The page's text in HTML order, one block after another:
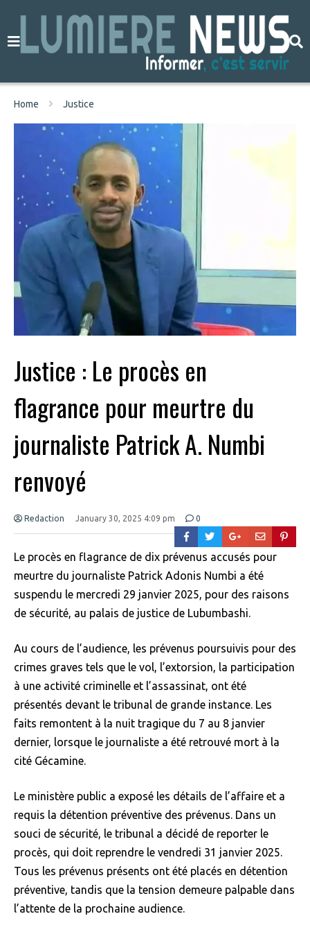
Home Justice
Justice : Le procès en
flagrance pour meurtre du
journaliste Patrick A. Numbi
renvoyé
Redaction January 30, 2025 4:09 pm 0
Le procès en flagrance de dix prévenus accusés pour
meurtre du journaliste Patrick Adonis Numbi a été
suspendu le mercredi 29 janvier 2025, pour des raisons
de sécurité, au palais de justice de Lubumbashi.
Au cours de l’audience, les prévenus poursuivis pour des
crimes graves tels que le vol, l’extorsion, la participation
à une activité criminelle et l’assassinat, ont été
présentés devant le tribunal de grande instance. Les
faits remontent à la nuit tragique du 7 au 8 janvier
dernier, lorsque le journaliste a été retrouvé mort à la
cité Gécamine.
Le ministère public a exposé les détails de l’affaire et a
requis la détention préventive des prévenus. Dans un
souci de sécurité, le tribunal a décidé de reporter le
procès, qui doit reprendre le vendredi 31 janvier 2025.
Tous les prévenus présents ont été placés en détention
préventive, tandis que la tension demeure palpable dans
l’attente de la prochaine audience.